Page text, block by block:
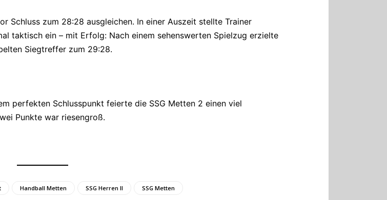
Schluss zum 28:28 ausgleichen. In einer Auszeit stellte Trainer
taktisch ein – mit Erfolg: Nach einem sehenswerten Spielzug erzielte
Siegtreffer zum 29:28.
perfekten Schlusspunkt feierte die SSG Metten 2 einen viel
Punkte war riesengroß.
Handball Metten SSG Herren II SSG Metten